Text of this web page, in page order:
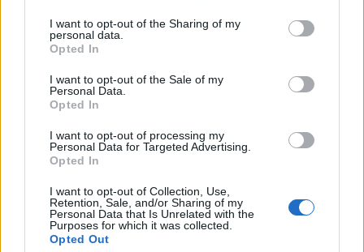
not limited to your visit or usage behaviour. You may click to
grant or deny consent to Google and its third-party tags to
use your data for below specified purposes in below Google
consent section.
I want to opt-out of the Sharing of my
personal data.
Opted In
I want to opt-out of the Sale of my
Personal Data.
Opted In
I want to opt-out of processing my
Personal Data for Targeted Advertising.
Opted In
I want to opt-out of Collection, Use,
Retention, Sale, and/or Sharing of my
Personal Data that Is Unrelated with the
Purposes for which it was collected.
Opted Out
Veolia Mélyépítő Magyarország Kft.
Délút Építő és Bányászati Kft.
Szabadulnak Szegeden az azbesztcement és
öntöttvas csövektől
Végére érnek a Jósika utca felújításának, korszerűsítik a
Kazinczy utcát is: folytatódik Szeged vízvezetékeinek cseréje a